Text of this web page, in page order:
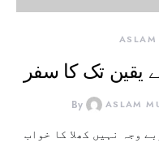
ASLAM
یقین تک کا سفر
By ASLAM
وجہ نہیں کھلا کا خواب